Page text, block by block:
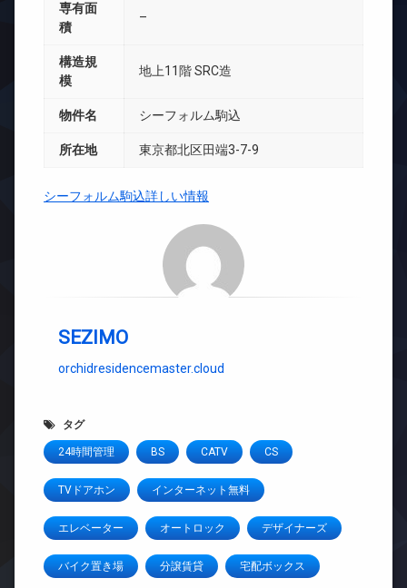
専有面
積
–
構造規
模
地上11階 SRC造
物件名 シーフォルム駒込
所在地 東京都北区田端3-7-9
シーフォルム駒込詳しい情報
SEZIMO
orchidresidencemaster.cloud
タグ
24時間管理 BS CATV CS
TVドアホン インターネット無料
エレベーター オートロック デザイナーズ
バイク置き場 分譲賃貸 宅配ボックス